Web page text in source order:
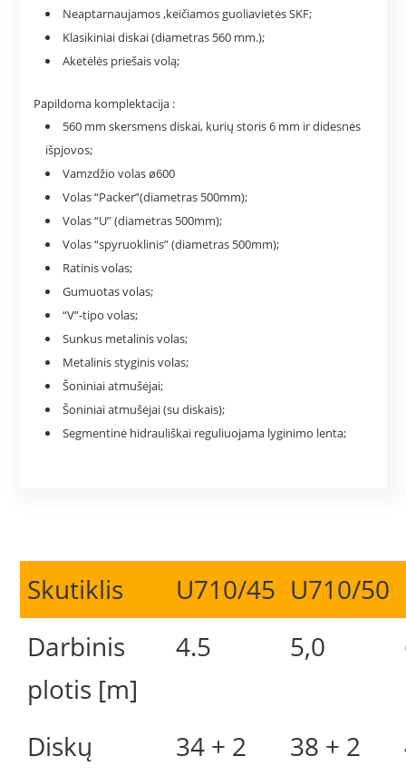
Neaptarnaujamos ,keičiamos guoliavietės SKF;
Klasikiniai diskai (diametras 560 mm.);
Aketėlės priešais volą;
Papildoma komplektacija :
560 mm skersmens diskai, kurių storis 6 mm ir didesnės
išpjovos;
Vamzdžio volas ø600
Volas “Packer”(diametras 500mm);
Volas “U” (diametras 500mm);
Volas “spyruoklinis” (diametras 500mm);
Ratinis volas;
Gumuotas volas;
“V”-tipo volas;
Sunkus metalinis volas;
Metalinis styginis volas;
Šoniniai atmušėjai;
Šoniniai atmušėjai (su diskais);
Segmentinė hidrauliškai reguliuojama lyginimo lenta;
Skutiklis U710/45 U710/50
Darbinis
plotis [m]
4.5 5,0
Diskų
34 + 2 38 + 2